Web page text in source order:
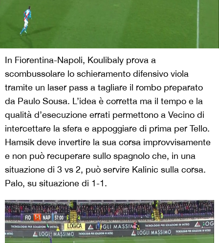
In Fiorentina-Napoli, Koulibaly prova a
scombussolare lo schieramento difensivo viola
tramite un laser pass a tagliare il rombo preparato
da Paulo Sousa. L’idea è corretta ma il tempo e la
qualità d’esecuzione errati permettono a Vecino di
intercettare la sfera e appoggiare di prima per Tello.
Hamsik deve invertire la sua corsa improvvisamente
e non può recuperare sullo spagnolo che, in una
situazione di 3 vs 2, può servire Kalinic sulla corsa.
Palo, su situazione di 1-1.